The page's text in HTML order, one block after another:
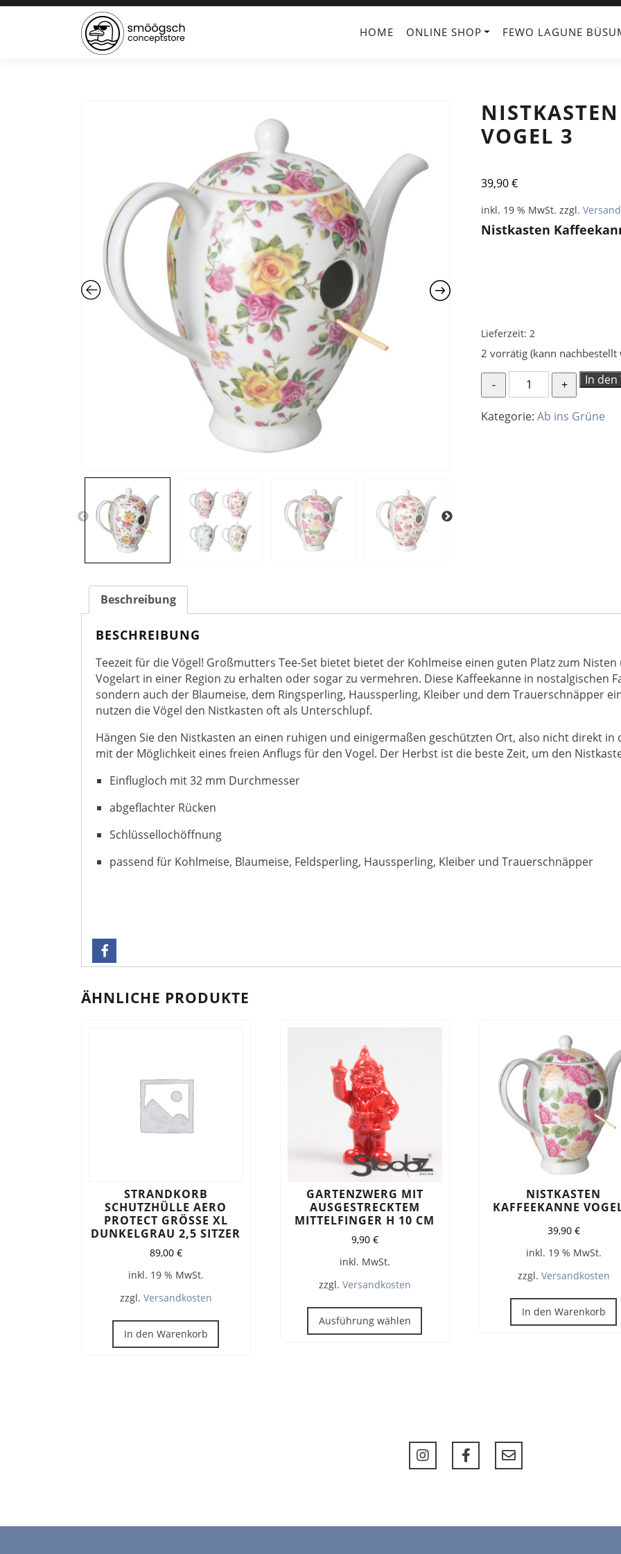
HOME ONLINE SHOP FEWO LAGUNE
VOGEL 3
39,90€
inkl. 19 % MwSt. zzgl.
Nistkasten
Lieferzeit:2
2 vorrätig (kann nachbestellt
Nistkasten
Kaffeekanne
Vogel
In
Kategorie:Ab ins Grüne
Beschreibung
BESCHREIBUNG
Teezeit für die Vögel! Großmutters Tee-Set bietet bietet der Kohlmeise einen guten Platz zum
Vogelart in einer Region zu erhalten oder sogar zu vermehren. Diese Kaffeekanne in nostalgischen
sondern auch der Blaumeise, dem Ringsperling, Haussperling, Kleiber und dem Trauerschnäpper
nutzen die Vögel den Nistkasten oft als Unterschlupf.
Hängen Sie den Nistkasten an einen ruhigen und einigermaßen geschützten Ort, also nicht direkt in
mit der Möglichkeit eines freien Anflugs für den Vogel. Der Herbst ist die beste Zeit, um den
Einflugloch mit 32 mm Durchmesser
abgeflachter Rücken
Schlüssellochöffnung
passend für Kohlmeise, Blaumeise, Feldsperling, Haussperling, Kleiber und Trauerschnäpper
ÄHNLICHE PRODUKTE
STRANDKORB
SCHUTZHÜLLE AERO
PROTECT GRÖSSE XL D
UNKELGRAU 2,5 SITZER
89,00 €
inkl. 19 % MwSt.
zzgl. Versandkosten
In den Warenkorb
GARTENZWERG MIT
AUSGESTRECKTEM
MITTELFINGER H 10 CM
9,90 €
inkl. MwSt.
zzgl. Versandkosten
Ausführung wählen
Dieses
weist
auf
der
NISTKASTEN
KAFFEEKANNE
39,90 €
inkl. 19 % MwSt.
zzgl. Versandkosten
In den Warenkorb